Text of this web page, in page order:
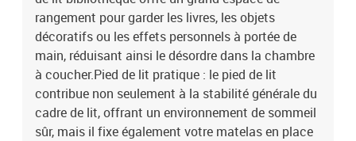
x 145,5 x 69,5 cm (L x l x H)Hauteur libre sous le lit : 21
cmDimensions du matelas correspondant : 140 x 190 cm (l x L)
(matelas non inclus)Avec sommier à lattesTête de lit bibliothèque
:Dimensions : 146 x 23 x 110 cm (l x P x H)Convient à la largeur de
matelas : 140 cm Avec compartiments de rangementAvec 2
tiroirsLa livraison contient :1 x cadre de lit1 x tête de lit
bibliothèque
rangement pour garder les livres, les objets
décoratifs ou les effets personnels à portée de
main, réduisant ainsi le désordre dans la chambre
à coucher.Pied de lit pratique : le pied de lit
contribue non seulement à la stabilité générale du
cadre de lit, offrant un environnement de sommeil
sûr, mais il fixe également votre matelas en place